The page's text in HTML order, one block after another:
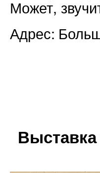
Может,
Адрес:
Выставка